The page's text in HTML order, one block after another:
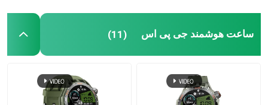
ساعت هوشمند 4G
ساعت هوشمند جی پی اس (11)